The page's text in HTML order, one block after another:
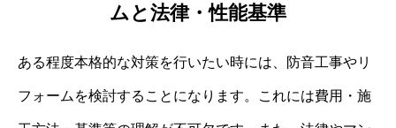
ムと法律・性能基準
ある程度本格的な対策を行いたい時には、防音工事やリ
フォームを検討することになります。これには費用・施